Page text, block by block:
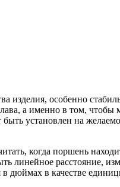
изделия, особенно
а именно в том,
установлен на
когда поршень
линейное расстояние,
дюймах в качестве